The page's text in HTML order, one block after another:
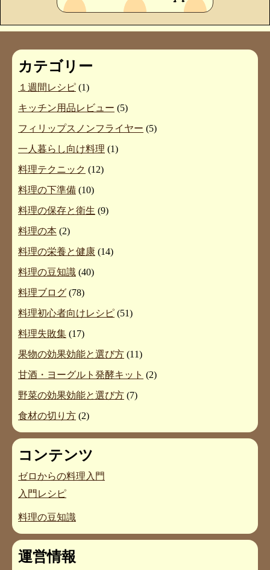
カテゴリー
１週間レシピ (1)
キッチン用品レビュー (5)
フィリップスノンフライヤー (5)
一人暮らし向け料理 (1)
料理テクニック (12)
料理の下準備 (10)
料理の保存と衛生 (9)
料理の本 (2)
料理の栄養と健康 (14)
料理の豆知識 (40)
料理ブログ (78)
料理初心者向けレシピ (51)
料理失敗集 (17)
果物の効果効能と選び方 (11)
甘酒・ヨーグルト発酵キット (2)
野菜の効果効能と選び方 (7)
食材の切り方 (2)
コンテンツ
ゼロからの料理入門
入門レシピ
料理の豆知識
運営情報